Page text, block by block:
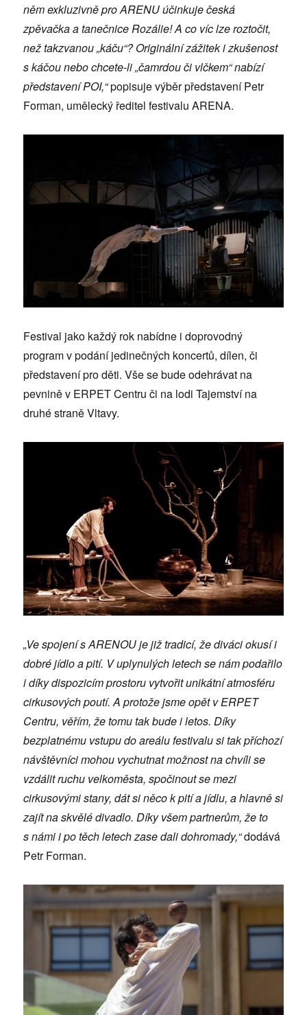
něm exkluzivně pro ARENU účinkuje česká
zpěvačka a tanečnice Rozálie! A co víc lze roztočit,
než takzvanou „káču“? Originální zážitek i zkušenost
s káčou nebo chcete-li „čamrdou či vlčkem“ nabízí
představení POI,“popisuje výběr představení Petr
Forman, umělecký ředitel festivalu ARENA.
Festival jako každý rok nabídne i doprovodný
program v podání jedinečných koncertů, dílen, či
představení pro děti. Vše se bude odehrávat na
pevnině v ERPET Centru či na lodi Tajemství na
druhé straně Vltavy.
„Ve spojení s ARENOU je již tradicí, že diváci okusí i
dobré jídlo a pití. V uplynulých letech se nám podařilo
i díky dispozicím prostoru vytvořit unikátní atmosféru
cirkusových poutí. A protože jsme opět v ERPET
Centru, věřím, že tomu tak bude i letos. Díky
bezplatnému vstupu do areálu festivalu si tak příchozí
návštěvníci mohou vychutnat možnost na chvíli se
vzdálit ruchu velkoměsta, spočinout se mezi
cirkusovými stany, dát si něco k pití a jídlu, a hlavně si
zajít na skvělé divadlo. Díky všem partnerům, že to
s námi i po těch letech zase dali dohromady,“dodává
Petr Forman.